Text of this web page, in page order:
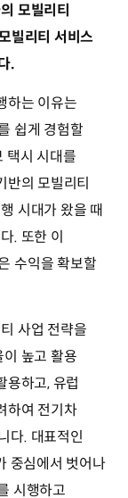
모빌리티
빌리티 서비스
.
하는 이유는
쉽게 경험할
택시 시대를
의 모빌리티
시대가 왔을 때
. 또한 이
수익을 확보할
사업 전략을
높고 활용
용하고, 유럽
하여 전기차
다. 대표적인
중심에서 벗어나
시행하고